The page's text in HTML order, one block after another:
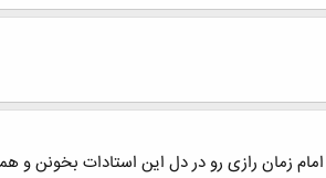
زمان رازی رو در دل این استادات بخونن